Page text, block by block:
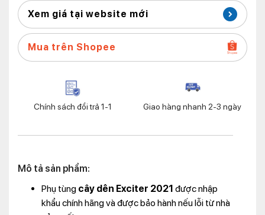
Xem giá tại website mới
Mua trên Shopee
Chính sách đổi trả 1-1 Giao hàng nhanh 2-3 ngày
Mô tả sản phẩm:
Phụ tùng cây dên Exciter 2021 được nhập
khẩu chính hãng và được bảo hành nếu lỗi từ nhà